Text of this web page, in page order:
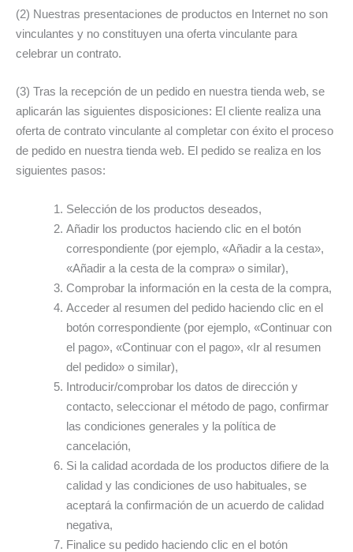
(2) Nuestras presentaciones de productos en Internet no son
vinculantes y no constituyen una oferta vinculante para
celebrar un contrato.
(3) Tras la recepción de un pedido en nuestra tienda web, se
aplicarán las siguientes disposiciones: El cliente realiza una
oferta de contrato vinculante al completar con éxito el proceso
de pedido en nuestra tienda web. El pedido se realiza en los
siguientes pasos:
Selección de los productos deseados,
Añadir los productos haciendo clic en el botón
correspondiente (por ejemplo, «Añadir a la cesta»,
«Añadir a la cesta de la compra» o similar),
Comprobar la información en la cesta de la compra,
Acceder al resumen del pedido haciendo clic en el
botón correspondiente (por ejemplo, «Continuar con
el pago», «Continuar con el pago», «Ir al resumen
del pedido» o similar),
Introducir/comprobar los datos de dirección y
contacto, seleccionar el método de pago, confirmar
las condiciones generales y la política de
cancelación,
Si la calidad acordada de los productos difiere de la
calidad y las condiciones de uso habituales, se
aceptará la confirmación de un acuerdo de calidad
negativa,
Finalice su pedido haciendo clic en el botón